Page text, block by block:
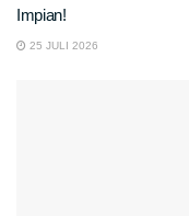
Impian!
25 JULI 2026